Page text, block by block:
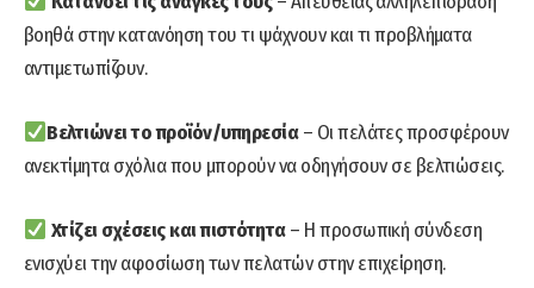
βοηθά στην κατανόηση του τι ψάχνουν και τι προβλήματα
αντιμετωπίζουν.
Βελτιώνει το προϊόν/υπηρεσία– Οι πελάτες προσφέρουν
ανεκτίμητα σχόλια που μπορούν να οδηγήσουν σε βελτιώσεις.
Χτίζει σχέσεις και πιστότητα– Η προσωπική σύνδεση
ενισχύει την αφοσίωση των πελατών στην επιχείρηση.